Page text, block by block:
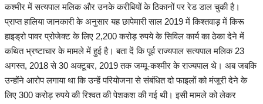
संपादकीय
रोजगार
राजनीति
कश्मीर में सत्यपाल मलिक और उनके करीबियों के ठिकानों पर रेड डाल चुकी है।
प्राप्त हा‎लिया जानकारी के अनुसार यह छापेमारी साल 2019 में किश्तवाड़ में किरू
हाइड्रो पावर प्रोजेक्ट के लिए 2,200 करोड़ रुपये के सिविल कार्य का ठेका देने में
कथित भ्रष्टाचार के मामले में हुई है। बता दें ‎कि पूर्व राज्यपाल सत्यपाल मलिक 23
अगस्त, 2018 से 30 अक्टूबर, 2019 तक जम्मू-कश्मीर के राज्यपाल थे। अब जब‎कि
उन्होंने आरोप लगाया था कि उन्हें परियोजना से संबंधित दो फाइलों को मंजूरी देने के
लिए 300 करोड़ रुपये की रिश्वत की पेशकश की गई थी। इसी मामले को लेकर